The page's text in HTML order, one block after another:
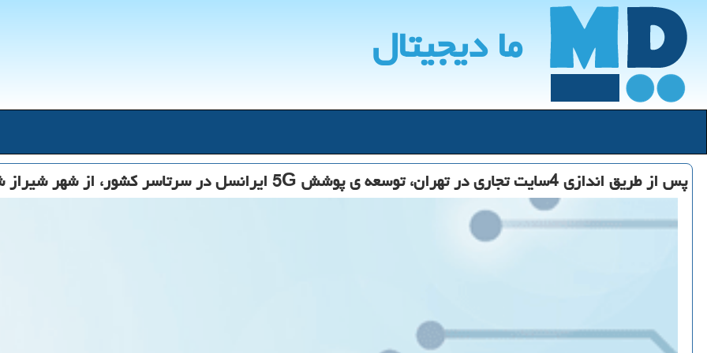
ما دیجیتال
پس از طریق اندازی 4سایت تجاری در تهران، توسعه ی پوشش 5G ایرانسل در سرتاسر كشور، از شهر شیراز شروع می شود